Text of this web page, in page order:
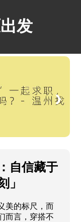
发
❯
自信藏于
」
美的标尺，而
而言，穿搭不